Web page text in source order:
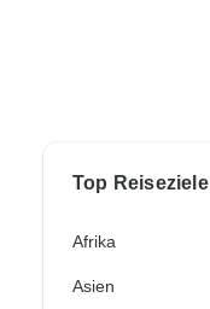
Top Reiseziele
Afrika
Asien